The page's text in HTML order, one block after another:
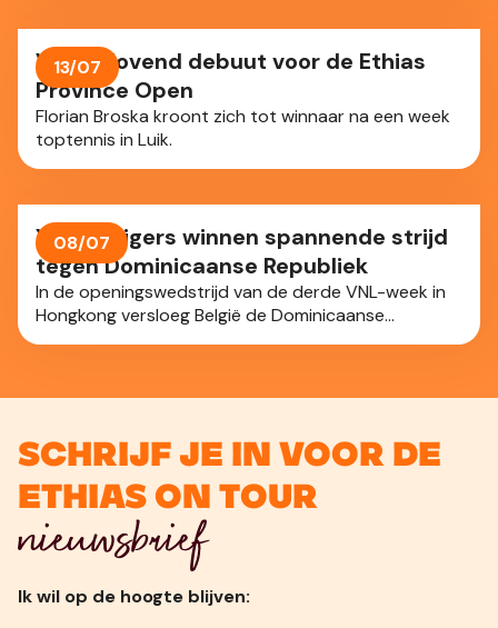
gezichten tegen de Griek Stefanos Tsitsipas (ATP-
85). Bij momenten wervelend en vol klasse, maar ook
met te veel fouten op belangrijke momenten. Na 2
uur en 17 minuten stond er 6-4, 6-7, 6-3 op het
bord.
Veelbelovend debuut voor de Ethias
Province Open
Florian Broska kroont zich tot winnaar na een week
toptennis in Luik.
13/07
Yellow Tigers winnen spannende strijd
tegen Dominicaanse Republiek
In de openingswedstrijd van de derde VNL-week in
Hongkong versloeg België de Dominicaanse
Republiek na een zenuwslopende vijfsetter: 3-2.
08/07
Schrijf je in voor de
Ethias On Tour
nieuwsbrief
Ik wil op de hoogte blijven: